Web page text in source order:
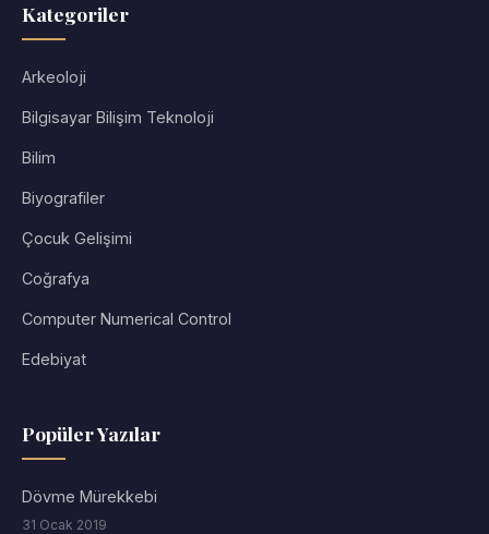
Kategoriler
Arkeoloji
Bilgisayar Bilişim Teknoloji
Bilim
Biyografiler
Çocuk Gelişimi
Coğrafya
Computer Numerical Control
Edebiyat
Popüler Yazılar
Dövme Mürekkebi
31 Ocak 2019